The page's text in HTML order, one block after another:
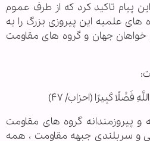
پیام تاکید کرد که از طرف عموم
علمیه این پیروزی بزرگ را به
خواهان جهان و گروه های مقاومت
كَبِيرًا (احزاب/ ۴۷)
پیروزمندانه گروه های مقاومت
و سربلندی جبهه مقاومت ، همه